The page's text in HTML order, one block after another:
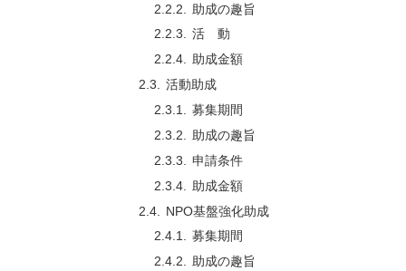
助成の趣旨
活 動
助成金額
活動助成
募集期間
助成の趣旨
申請条件
助成金額
NPO基盤強化助成
募集期間
助成の趣旨